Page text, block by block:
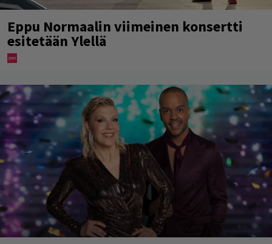
Eppu Normaalin viimeinen konsertti
esitetään Ylellä